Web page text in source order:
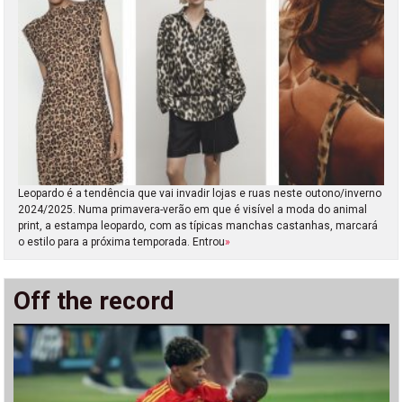
Leopardo é a tendência que vai invadir lojas e ruas neste outono/inverno
2024/2025. Numa primavera-verão em que é visível a moda do animal
print, a estampa leopardo, com as típicas manchas castanhas, marcará
o estilo para a próxima temporada. Entrou»
Off the record